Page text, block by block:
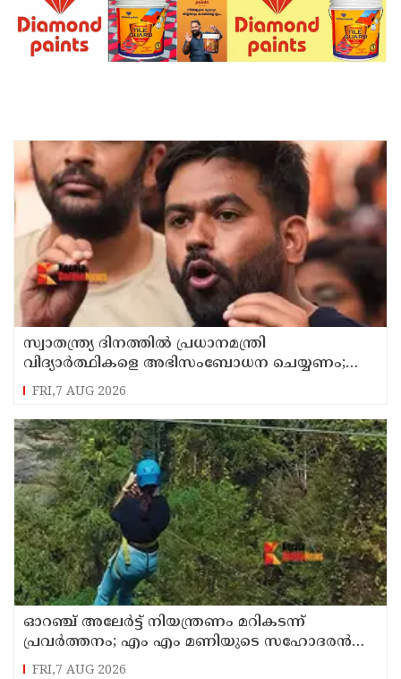
സ്വാതന്ത്ര്യ ദിനത്തില്‍ പ്രധാനമന്ത്രി
വിദ്യാര്‍ത്ഥികളെ അഭിസംബോധന ചെയ്യണം;
ആവശ്യവുമായി അഭിജീത് ദീപ്കെ
FRI,7 AUG 2026
ഓറഞ്ച് അലേര്‍ട്ട് നിയന്ത്രണം മറികടന്ന്
പ്രവര്‍ത്തനം; എം എം മണിയുടെ സഹോദരന്‍
നടത്തുന്ന സിപ് ലൈന്‍ പൂട്ടിച്ച് അധികൃതര്‍
FRI,7 AUG 2026